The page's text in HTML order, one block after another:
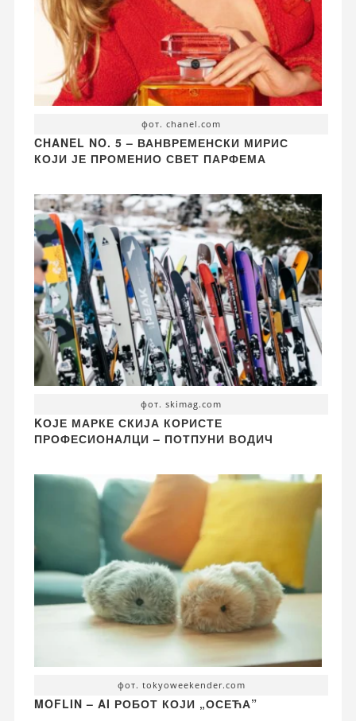
фот. chanel.com
CHANEL NO. 5 – ВАНВРЕМЕНСКИ МИРИС
КОЈИ ЈЕ ПРОМЕНИО СВЕТ ПАРФЕМА
фот. skimag.com
KОЈЕ МАРКЕ СКИЈА КОРИСТЕ
ПРОФЕСИОНАЛЦИ – ПОТПУНИ ВОДИЧ
фот. tokyoweekender.com
MOFLIN – AI РОБОТ КОЈИ „ОСЕЋА”